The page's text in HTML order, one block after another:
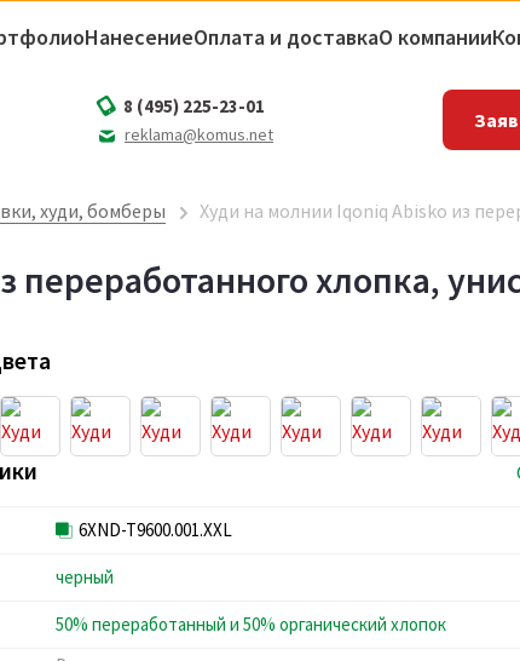
НанесениеОплата и доставкаО компании
8 (495) 225-23-01
reklama@komus.net
худи, бомберы Худи на молнии Iqoniq Abisko из
хлопка,
6XND-T9600.001.XXL
черный
50% переработанный и 50% органический хлопок